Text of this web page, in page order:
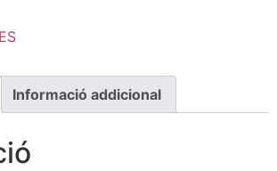
Informació addicional